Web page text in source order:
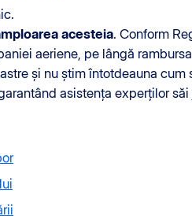
acesteia. Conform
aeriene, pe lângă
și nu știm întotdeauna cum
garantând asistența experților